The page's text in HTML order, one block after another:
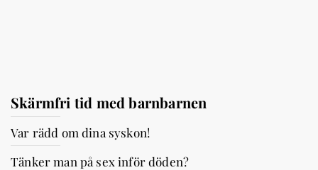
Skärmfri tid med barnbarnen
Var rädd om dina syskon!
Tänker man på sex inför döden?